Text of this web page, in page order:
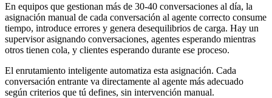
En equipos que gestionan más de 30-40 conversaciones al día, la
asignación manual de cada conversación al agente correcto consume
tiempo, introduce errores y genera desequilibrios de carga. Hay un
supervisor asignando conversaciones, agentes esperando mientras
otros tienen cola, y clientes esperando durante ese proceso.
El enrutamiento inteligente automatiza esta asignación. Cada
conversación entrante va directamente al agente más adecuado
según criterios que tú defines, sin intervención manual.